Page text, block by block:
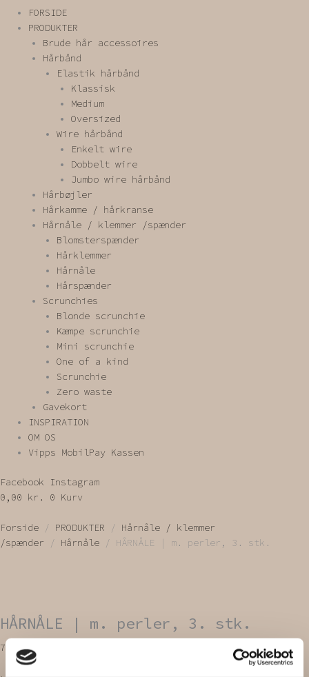
FORSIDE
PRODUKTER
Brude hår accessoires
Hårbånd
Elastik hårbånd
Klassisk
Medium
Oversized
Wire hårbånd
Enkelt wire
Dobbelt wire
Jumbo wire hårbånd
Hårbøjler
Hårkamme / hårkranse
Hårnåle / klemmer /spænder
Blomsterspænder
Hårklemmer
Hårnåle
Hårspænder
Scrunchies
Blonde scrunchie
Kæmpe scrunchie
Mini scrunchie
One of a kind
Scrunchie
Zero waste
Gavekort
INSPIRATION
OM OS
Vipps MobilPay Kassen
Facebook
Instagram
0,00 kr. 0 Kurv
Forside / PRODUKTER / Hårnåle / klemmer
/spænder / Hårnåle / HÅRNÅLE | m. perler, 3. stk.
HÅRNÅLE | m. perler, 3. stk.
75,00kr.